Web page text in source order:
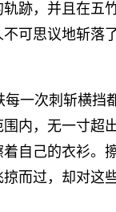
跡，并且在五
可思议地斩落
一次刺斩横挡
内，无一寸超
自己的衣衫。
而过，却对这